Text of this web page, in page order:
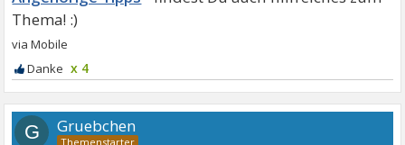
x 4
G Gruebchen